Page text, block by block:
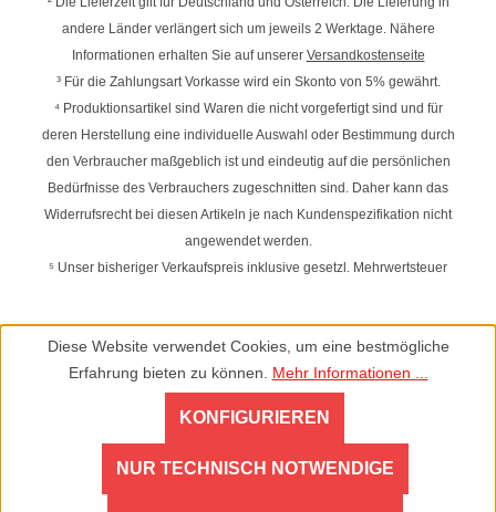
andere Länder verlängert sich um jeweils 2 Werktage. Nähere
Informationen erhalten Sie auf unserer Versandkostenseite
³ Für die Zahlungsart Vorkasse wird ein Skonto von 5% gewährt.
⁴ Produktionsartikel sind Waren die nicht vorgefertigt sind und für
deren Herstellung eine individuelle Auswahl oder Bestimmung durch
den Verbraucher maßgeblich ist und eindeutig auf die persönlichen
Bedürfnisse des Verbrauchers zugeschnitten sind. Daher kann das
Widerrufsrecht bei diesen Artikeln je nach Kundenspezifikation nicht
angewendet werden.
⁵ Unser bisheriger Verkaufspreis inklusive gesetzl. Mehrwertsteuer
Diese Website verwendet Cookies, um eine bestmögliche
Erfahrung bieten zu können. Mehr Informationen ...
NUR TECHNISCH NOTWENDIGE
KONFIGURIEREN